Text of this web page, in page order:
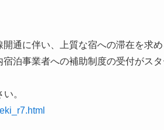
通に伴い、上質な宿への滞在を求
泊事業者への補助制度の受付がスタ
。